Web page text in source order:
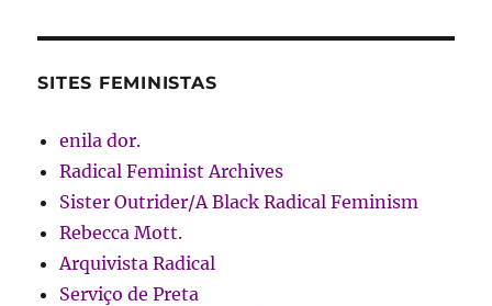
SITES FEMINISTAS
enila dor.
Radical Feminist Archives
Sister Outrider/A Black Radical Feminism
Rebecca Mott.
Arquivista Radical
Serviço de Preta